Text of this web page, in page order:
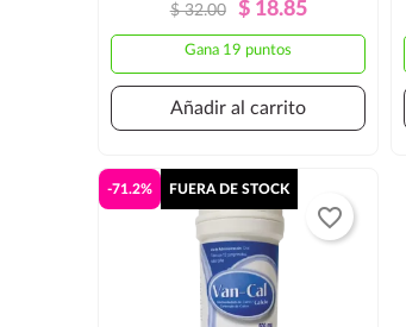
Regular
$ 32.00 $ 18.85
Gana 19 puntos
Añadir al carrito
-71.2% FUERA DE STOCK
favorite_border